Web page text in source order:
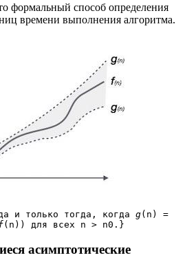
формальный способ определения
времени выполнения алгоритма.
и только тогда, когда g(n) =
(n)) для всех n > n0.}
асимптотические